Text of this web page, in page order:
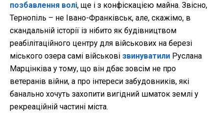
позбавлення волі, ще і з конфіскацією майна. Звісно,
Тернопіль – не Івано-Франківськ, але, скажімо, в
скандальній історії із нібито як будівництвом
реабілітаційного центру для військових на березі
міського озера самі військові звинуватили Руслана
Марцінківа у тому, що він дбає зовсім не про
ветеранів війни, а про інтереси забудовників, які
банально хочуть захопити вигідний шматок землі у
рекреаційній частині міста.